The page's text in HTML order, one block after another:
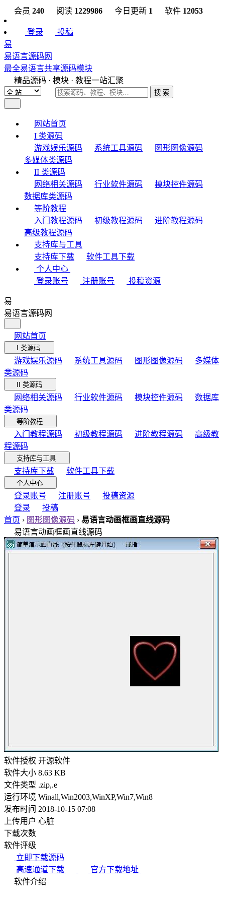
会员 240 阅读 1229986 今日更新 1 软件 12053
登录
投稿
易
易语言源码网
最全易语言共享源码模块
精品源码 · 模块 · 教程一站汇聚
搜 索
网站首页
I 类源码
游戏娱乐源码
系统工具源码
图形图像源码
多媒体类源码
II 类源码
网络相关源码
行业软件源码
模块控件源码
数据库类源码
等阶教程
入门教程源码
初级教程源码
进阶教程源码
高级教程源码
支持库与工具
支持库下载
软件工具下载
个人中心
登录账号
注册账号 投稿资源
易
易语言源码网
网站首页
I 类源码
游戏娱乐源码 系统工具源码 图形图像源码
多媒体
类源码
II 类源码
网络相关源码 行业软件源码 模块控件源码
数据库
类源码
等阶教程
入门教程源码 初级教程源码 进阶教程源码
高级教
程源码
支持库与工具
支持库下载 软件工具下载
个人中心
登录账号 注册账号
投稿资源
登录
投稿
首页 › 图形图像源码 › 易语言动画框画直线源码
易语言动画框画直线源码
软件授权 开源软件
软件大小 8.63 KB
文件类型 .zip,.e
运行环境 Winall,Win2003,WinXP,Win7,Win8
发布时间 2018-10-15 07:08
上传用户 心脏
下载次数
软件评级
立即下载源码
高速通道下载
官方下载地址
软件介绍